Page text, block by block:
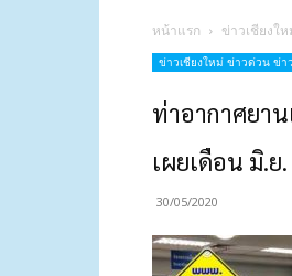
หน้าแรก ข่าวเชียงใ
ข่าวเชียงใหม่ ข่าวด่วน ข่า
ท่าอากาศยา
เผยเดือน มิ.
30/05/2020